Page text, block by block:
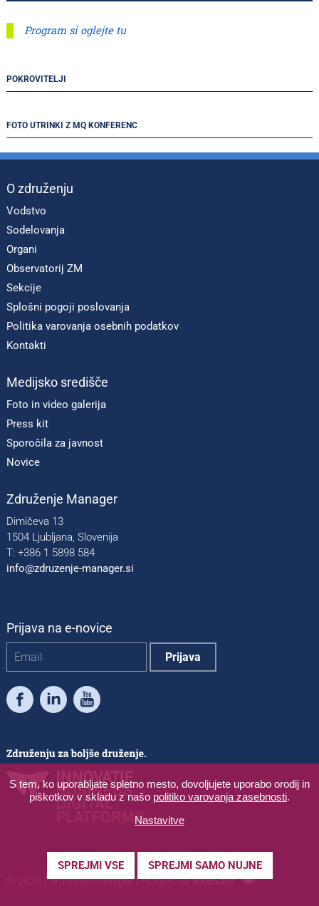
S tem, ko uporabljate spletno mesto, dovoljujete uporabo orodij in
piškotkov v skladu z našo politiko varovanja zasebnosti.
Nastavitve
SPREJMI VSE SPREJMI SAMO NUJNE
Program si oglejte tu
POKROVITELJI
FOTO UTRINKI Z MQ KONFERENC
O združenju
Vodstvo
Sodelovanja
Organi
Observatorij ZM
Sekcije
Splošni pogoji poslovanja
Politika varovanja osebnih podatkov
Kontakti
Medijsko središče
Foto in video galerija
Press kit
Sporočila za javnost
Novice
Združenje Manager
Dimičeva 13
1504 Ljubljana, Slovenija
T: +386 1 5898 584
info@zdruzenje-manager.si
Prijava na e-novice
FacebookLinkedInYoutube
© 2026 Združenje Manager |Produkcija:Innovatif